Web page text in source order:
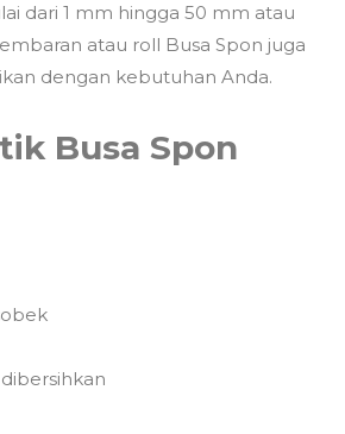
dari 1 mm hingga 50 mm atau
atau roll Busa Spon juga
dengan kebutuhan Anda.
Busa Spon